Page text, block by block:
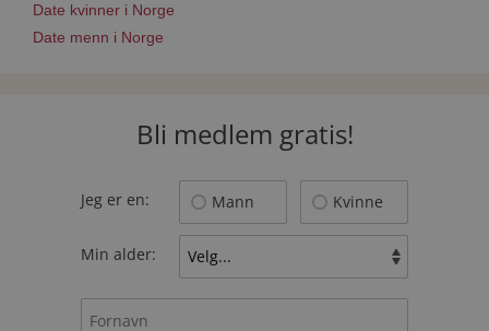
Date kvinner i Norge
Date menn i Norge
Bli medlem gratis!
Jeg er en: Mann Kvinne
Min alder: